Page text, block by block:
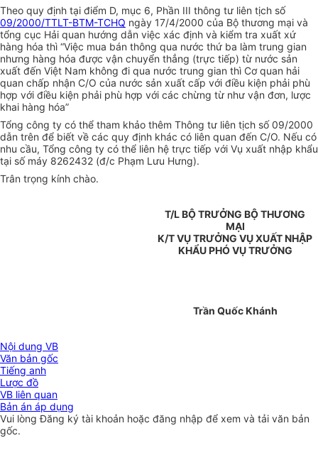
Theo quy định tại điểm D, mục 6, Phần III thông tư liên tịch số
09/2000/TTLT-BTM-TCHQ ngày 17/4/2000 của Bộ thương mại và
tổng cục Hải quan hướng dẫn việc xác định và kiểm tra xuất xứ
hàng hóa thì “Việc mua bán thông qua nước thứ ba làm trung gian
nhưng hàng hóa được vận chuyển thẳng (trực tiếp) từ nước sản
xuất đến Việt Nam không đi qua nước trung gian thì Cơ quan hải
quan chấp nhận C/O của nước sản xuất cấp với điều kiện phải phù
hợp với điều kiện phải phù hợp với các chừng từ như vận đơn, lược
khai hàng hóa”
Tổng công ty có thể tham khảo thêm Thông tư liên tịch số 09/2000
dẫn trên để biết về các quy định khác có liên quan đến C/O. Nếu có
nhu cầu, Tổng công ty có thể liên hệ trực tiếp với Vụ xuất nhập khẩu
tại số máy 8262432 (đ/c Phạm Lưu Hưng).
Trân trọng kính chào.
T/L BỘ TRƯỞNG BỘ THƯƠNG
MẠI
K/T VỤ TRƯỞNG VỤ XUẤT NHẬP
KHẨU PHÓ VỤ TRƯỞNG
Trần Quốc Khánh
Nội dung VB
Văn bản gốc
Tiếng anh
Lược đồ
VB liên quan
Bản án áp dụng
Vui lòngĐăng ký tài khoản hoặc đăng nhập để xem và tải văn bản
gốc.